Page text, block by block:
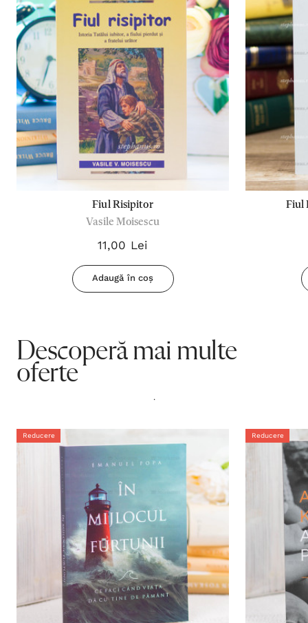
Fiul Risipitor
Vasile Moisescu
11,00 Lei
Adaugă în coș
Fiul
Descoperă mai multe
oferte
.
Reducere Reducere